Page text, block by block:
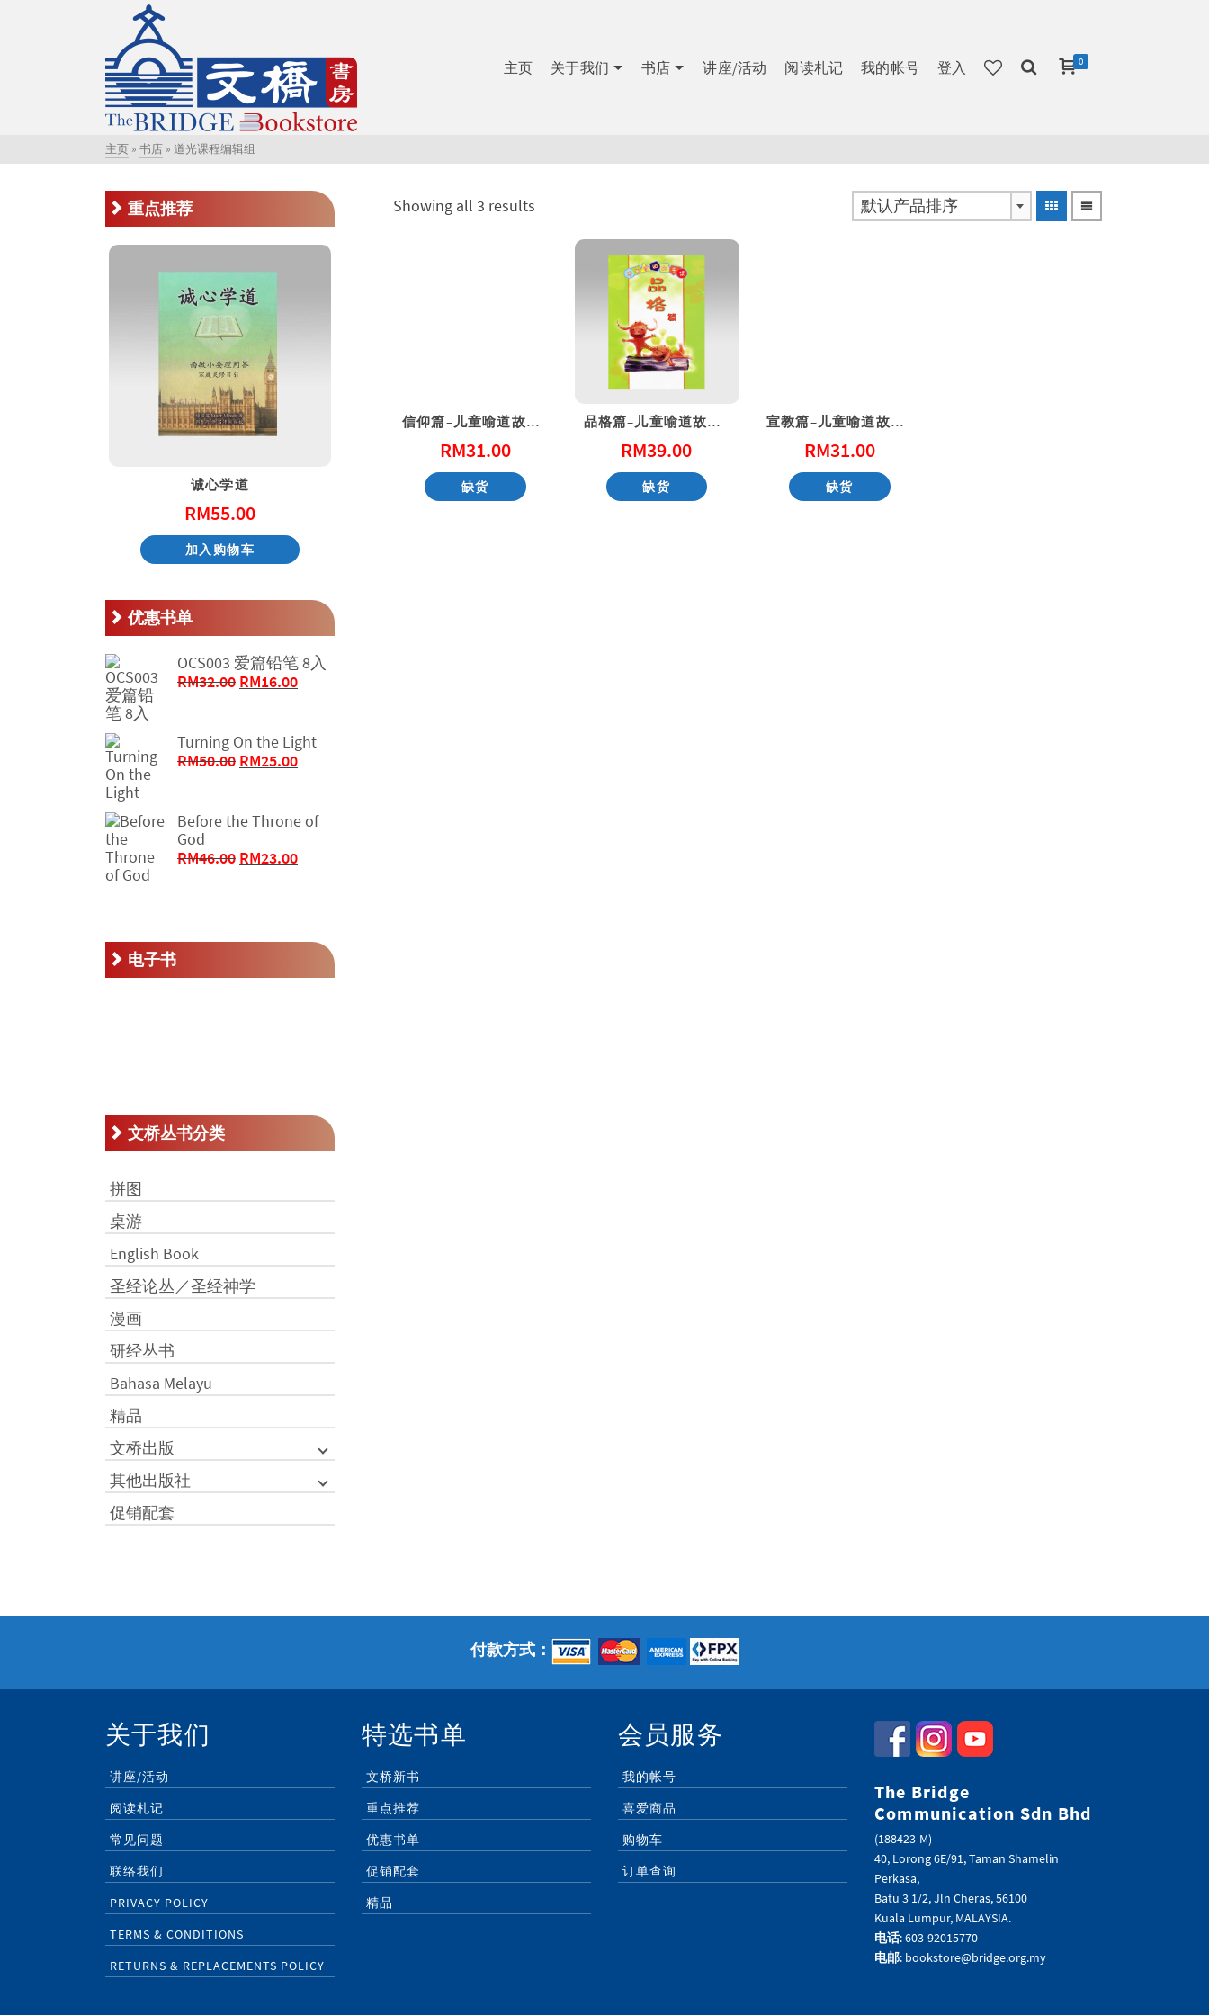
主页 关于我们 书店 讲座/活动 阅读札记 我的帐号 登入 0
主页 » 书店 » 道光课程编辑组
Showing all 3 results 默认产品排序
信仰篇–儿童喻道故事集（1）
RM31.00
缺货
品格篇–儿童喻道故事集（2）
RM39.00
缺货
宣教篇–儿童喻道故事集（3）
RM31.00
缺货
重点推荐
诚心学道
RM55.00
加入购物车
优惠书单
OCS003 爱篇铅笔 8入
RM32.00 原
RM32.00。
RM16.00当
格
为：
Turning On the Light
RM50.00 原
RM50.00。
RM25.00当
格
RM25.00。
Before the Throne of
God
RM46.00 原
RM23.00当
RM23.00。
电子书
文桥丛书分类
拼图
桌游
English Book
圣经论丛／圣经神学
漫画
研经丛书
Bahasa Melayu
精品
文桥出版
其他出版社
促销配套
付款方式：
关于我们
讲座/活动
阅读札记
常见问题
联络我们
PRIVACY POLICY
TERMS & CONDITIONS
RETURNS & REPLACEMENTS POLICY
特选书单
文桥新书
重点推荐
优惠书单
促销配套
精品
会员服务
我的帐号
喜爱商品
购物车
订单查询
The Bridge
Communication Sdn Bhd
(188423-M)
40, Lorong 6E/91, Taman Shamelin
Perkasa,
Batu 3 1/2, Jln Cheras, 56100
Kuala Lumpur, MALAYSIA.
电话: 603-92015770
电邮: bookstore@bridge.org.my